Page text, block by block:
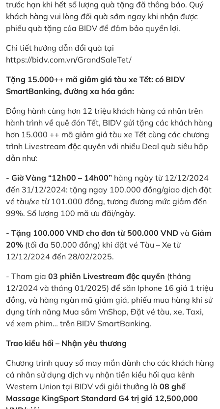
trước hạn khi hết số lượng quà tặng đã thông báo. Quý
khách hàng vui lòng đổi quà sớm ngay khi nhận được
phiếu quà tặng của BIDV để đảm bảo quyền lợi.
Chi tiết hướng dẫn đổi quà tại
https://bidv.com.vn/GrandSaleTet/
Tặng 15.000++ mã giảm giá tàu xe Tết: có BIDV
SmartBanking, đường xa hóa gần:
Đồng hành cùng hơn 12 triệu khách hàng cá nhân trên
hành trình về quê đón Tết, BIDV gửi tặng các khách hàng
hơn 15.000 ++ mã giảm giá tàu xe Tết cùng các chương
trình Livestream độc quyền với nhiều Deal quà siêu hấp
dẫn như:
- Giờ Vàng “12h00 – 14h00” hàng ngày từ 12/12/2024
đến 31/12/2024: tặng ngay 100.000 đồng/giao dịch đặt
vé tàu/xe từ 101.000 đồng, tương đương mức giảm đến
99%. Số lượng 100 mã ưu đãi/ngày.
- Tặng 100.000 VND cho đơn từ 500.000 VND và Giảm
20% (tối đa 50.000 đồng) khi đặt vé Tàu – Xe từ
12/12/2024 đến 28/02/2025.
- Tham gia 03 phiên Livestream độc quyền (tháng
12/2024 và tháng 01/2025) để săn Iphone 16 giá 1 triệu
đồng, và hàng ngàn mã giảm giá, phiếu mua hàng khi sử
dụng tính năng Mua sắm VnShop, Đặt vé tàu, xe, Taxi,
vé xem phim… trên BIDV SmartBanking.
Trao kiều hối – Nhận yêu thương
Chương trình quay số may mắn dành cho các khách hàng
cá nhân sử dụng dịch vụ nhận tiền kiều hối qua kênh
Western Union tại BIDV với giải thưởng là 08 ghế
Massage KingSport Standard G4 trị giá 12,500,000